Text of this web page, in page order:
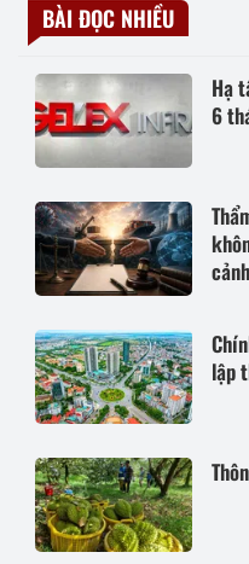
BÀI ĐỌC NHIỀU
Hạ
6
lập